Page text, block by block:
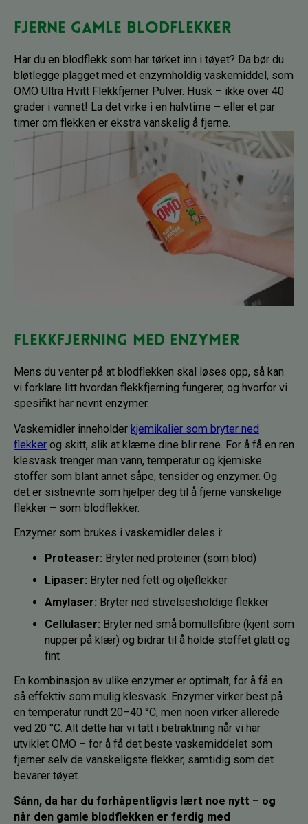
Fjerne gamle blodflekker
Har du en blodflekk som har tørket inn i tøyet? Da bør du
bløtlegge plagget med et enzymholdig vaskemiddel, som
OMO Ultra Hvitt Flekkfjerner Pulver. Husk – ikke over 40
grader i vannet! La det virke i en halvtime – eller et par
timer om flekken er ekstra vanskelig å fjerne.
Flekkfjerning med enzymer
Mens du venter på at blodflekken skal løses opp, så kan
vi forklare litt hvordan flekkfjerning fungerer, og hvorfor vi
spesifikt har nevnt enzymer.
Vaskemidler inneholder kjemikalier som bryter ned
flekker og skitt, slik at klærne dine blir rene. For å få en ren
klesvask trenger man vann, temperatur og kjemiske
stoffer som blant annet såpe, tensider og enzymer. Og
det er sistnevnte som hjelper deg til å fjerne vanskelige
flekker – som blodflekker.
Enzymer som brukes i vaskemidler deles i:
Proteaser: Bryter ned proteiner (som blod)
Lipaser: Bryter ned fett og oljeflekker
Amylaser: Bryter ned stivelsesholdige flekker
Cellulaser: Bryter ned små bomullsfibre (kjent som
nupper på klær) og bidrar til å holde stoffet glatt og
fint
En kombinasjon av ulike enzymer er optimalt, for å få en
så effektiv som mulig klesvask. Enzymer virker best på
en temperatur rundt 20–40 °C, men noen virker allerede
ved 20 °C. Alt dette har vi tatt i betraktning når vi har
utviklet OMO – for å få det beste vaskemiddelet som
fjerner selv de vanskeligste flekker, samtidig som det
bevarer tøyet.
Sånn, da har du forhåpentligvis lært noe nytt – og
når den gamle blodflekken er ferdig med